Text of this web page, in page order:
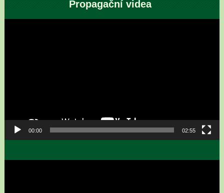
Propagační videa
00:00 02:55